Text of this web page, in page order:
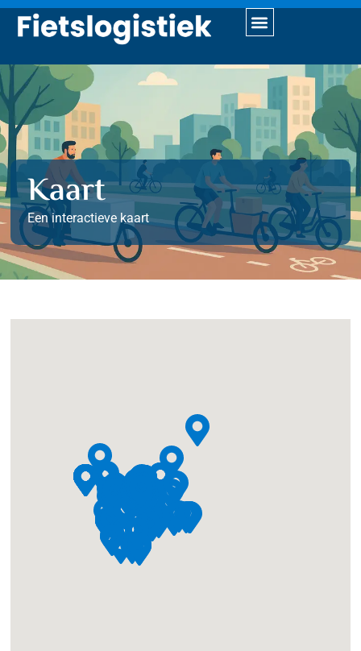
Kaart
Kaart
Een interactieve kaart